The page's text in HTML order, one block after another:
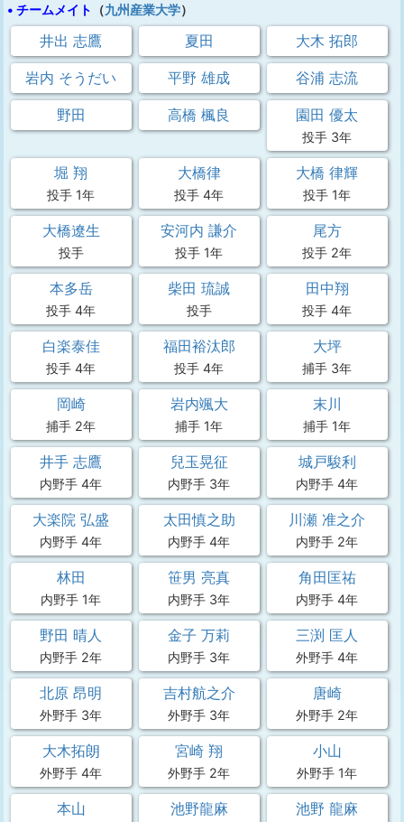
• チームメイト （九州産業大学）
井出 志鷹 夏田 大木 拓郎
岩内 そうだい 平野 雄成 谷浦 志流
野田 高橋 楓良 園田 優太
投手 3年
堀 翔
投手 1年
大橋律
投手 4年
大橋 律輝
投手 1年
大橋遼生
投手
安河内 謙介
投手 1年
尾方
投手 2年
本多岳
投手 4年
柴田 琉誠
投手
田中翔
投手 4年
白楽泰佳
投手 4年
福田裕汰郎
投手 4年
大坪
捕手 3年
岡崎
捕手 2年
岩内颯大
捕手 1年
末川
捕手 1年
井手 志鷹
内野手 4年
兒玉晃征
内野手 3年
城戸駿利
内野手 4年
大楽院 弘盛
内野手 4年
太田慎之助
内野手 4年
川瀬 准之介
内野手 2年
林田
内野手 1年
笹男 亮真
内野手 3年
角田匡祐
内野手 4年
野田 晴人
内野手 2年
金子 万莉
内野手 3年
三渕 匡人
外野手 4年
北原 昂明
外野手 3年
吉村航之介
外野手 3年
唐崎
外野手 2年
大木拓朗
外野手 4年
宮崎 翔
外野手 2年
小山
外野手 1年
本山 池野龍麻 池野 龍麻